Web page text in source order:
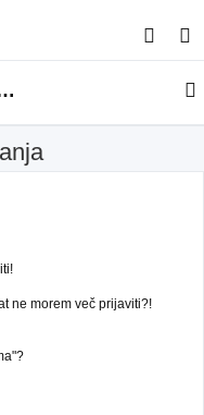
s
a
vprašanja
ne morem več prijaviti?!